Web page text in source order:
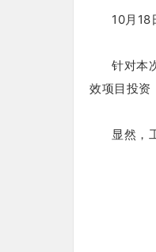
10月18
针对本
效项目投资
显然，